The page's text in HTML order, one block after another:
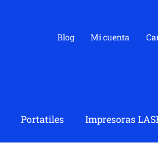
Blog Mi cuenta
Portatiles Impresoras